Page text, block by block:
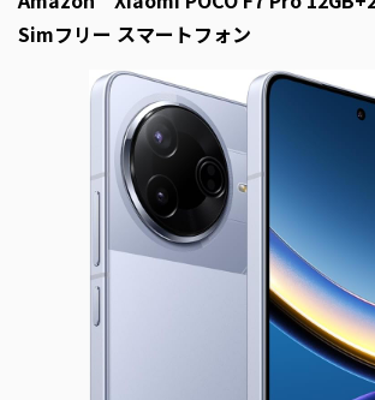
Simフリー スマートフォン